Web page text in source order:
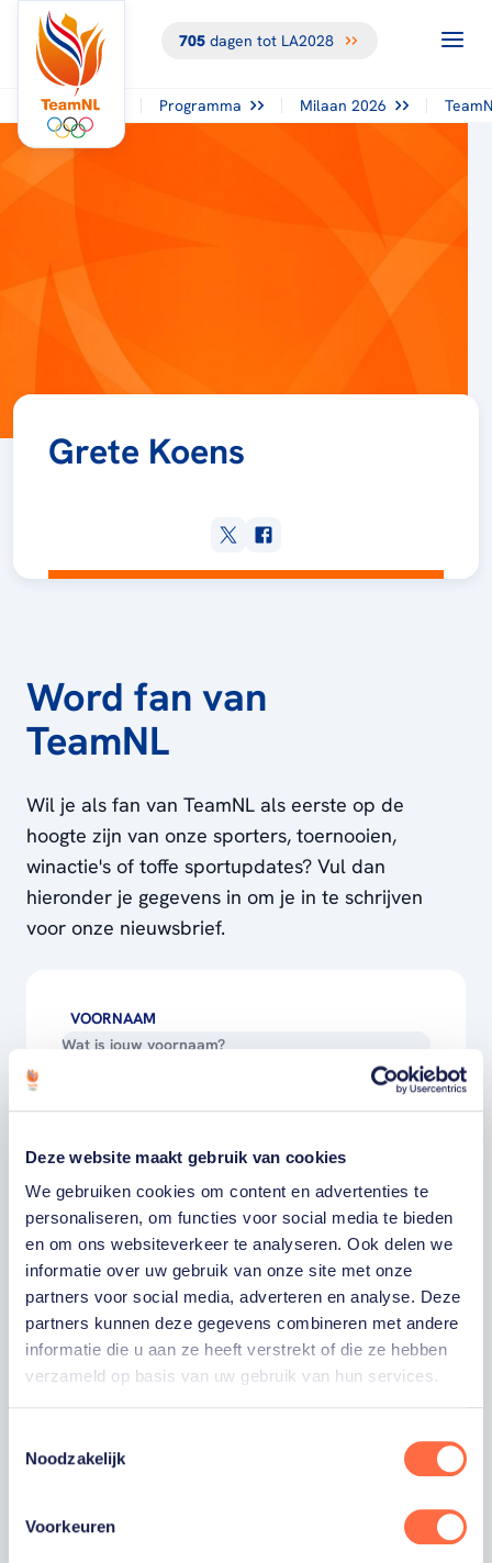
Deze website maakt gebruik van cookies
We gebruiken cookies om content en advertenties te
personaliseren, om functies voor social media te bieden
en om ons websiteverkeer te analyseren. Ook delen we
informatie over uw gebruik van onze site met onze
partners voor social media, adverteren en analyse. Deze
partners kunnen deze gegevens combineren met andere
informatie die u aan ze heeft verstrekt of die ze hebben
verzameld op basis van uw gebruik van hun services.
Noodzakelijk
Voorkeuren
705dagen tot LA2028
Programma Milaan 2026
Grete Koens
Word fan van
TeamNL
Wil je als fan van TeamNL als eerste op de
hoogte zijn van onze sporters, toernooien,
winactie's of toffe sportupdates? Vul dan
hieronder je gegevens in om je in te schrijven
voor onze nieuwsbrief.
VOORNAAM
E-MAILADRES
Ja, ik word fan van TeamNL en ontvang
graag gepersonaliseerd nieuws over
TeamNL, het TeamNL Huis, interviews, acties,
kortingen, voorrang op evenementen,
video’s en merchandise. Je kunt je op elk
moment uitschrijven. *
Ja, ik wil als fan van TeamNL op de hoogte
worden gehouden van gepersonaliseerde
moment uitschrijven.